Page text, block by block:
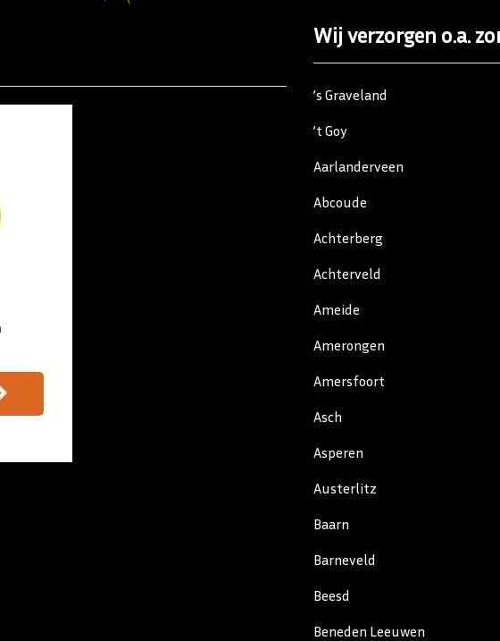
Wij verzorgen o.a.
’s Graveland
’t Goy
Aarlanderveen
Abcoude
Achterberg
Achterveld
Ameide
Amerongen
Amersfoort
Asch
Asperen
Austerlitz
Baarn
Barneveld
Beesd
Beneden Leeuwen